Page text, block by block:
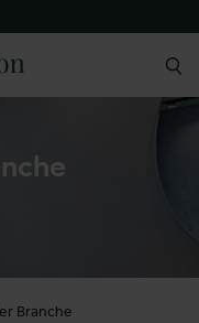
SUCHEN
Branche